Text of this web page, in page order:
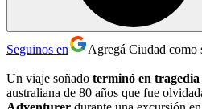
Seguinos en Agregá Ciudad como
Un viaje soñado terminó en tragedia
australiana de 80 años que fue